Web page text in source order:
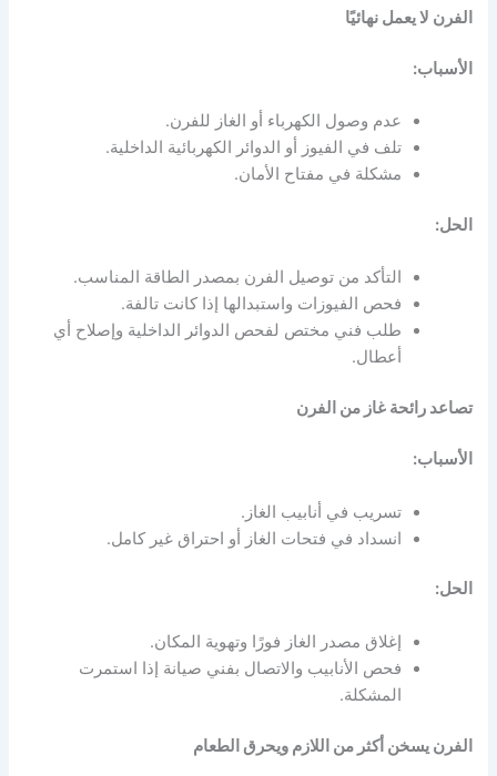
الفرن لا يعمل نهائيًا
الأسباب:
عدم وصول الكهرباء أو الغاز للفرن.
تلف في الفيوز أو الدوائر الكهربائية الداخلية.
مشكلة في مفتاح الأمان.
الحل:
التأكد من توصيل الفرن بمصدر الطاقة المناسب.
فحص الفيوزات واستبدالها إذا كانت تالفة.
طلب فني مختص لفحص الدوائر الداخلية وإصلاح أي
أعطال.
تصاعد رائحة غاز من الفرن
الأسباب:
تسريب في أنابيب الغاز.
انسداد في فتحات الغاز أو احتراق غير كامل.
الحل:
إغلاق مصدر الغاز فورًا وتهوية المكان.
فحص الأنابيب والاتصال بفني صيانة إذا استمرت
المشكلة.
الفرن يسخن أكثر من اللازم ويحرق الطعام